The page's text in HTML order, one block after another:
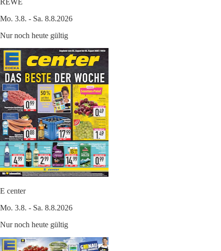
REWE
Mo. 3.8. - Sa. 8.8.2026
Nur noch heute gültig
E center
Mo. 3.8. - Sa. 8.8.2026
Nur noch heute gültig